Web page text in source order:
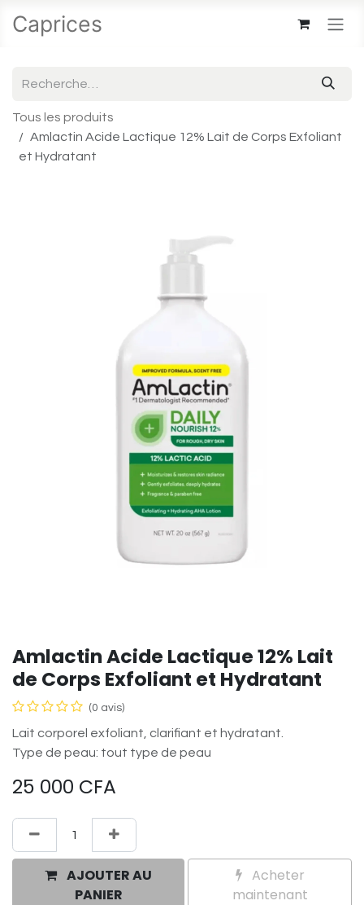
Caprices
Tous les produits
Amlactin Acide Lactique 12% Lait de Corps Exfoliant
et Hydratant
Amlactin Acide Lactique 12% Lait
de Corps Exfoliant et Hydratant
(0 avis)
Lait corporel exfoliant, clarifiant et hydratant.
Type de peau: tout type de peau
25 000 CFA
AJOUTER AU
PANIER
Acheter
maintenant